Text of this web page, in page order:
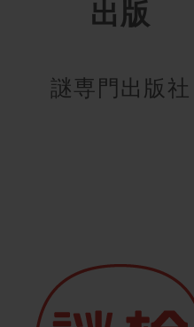
出版
謎専門出版社